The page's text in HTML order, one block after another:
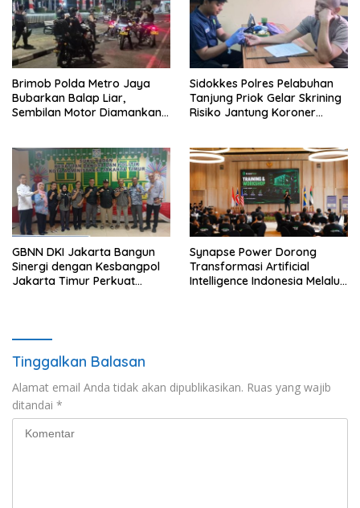
Brimob Polda Metro Jaya
Bubarkan Balap Liar,
Sembilan Motor Diamankan
Sidokkes Polres Pelabuhan
Tanjung Priok Gelar Skrining
Risiko Jantung Koroner
GBNN DKI Jakarta Bangun
Sinergi dengan Kesbangpol
Jakarta Timur Perkuat
Synapse Power Dorong
Transformasi Artificial
Intelligence Indonesia Melalui
Tinggalkan Balasan
Alamat email Anda tidak akan dipublikasikan. Ruas yang wajib
ditandai *